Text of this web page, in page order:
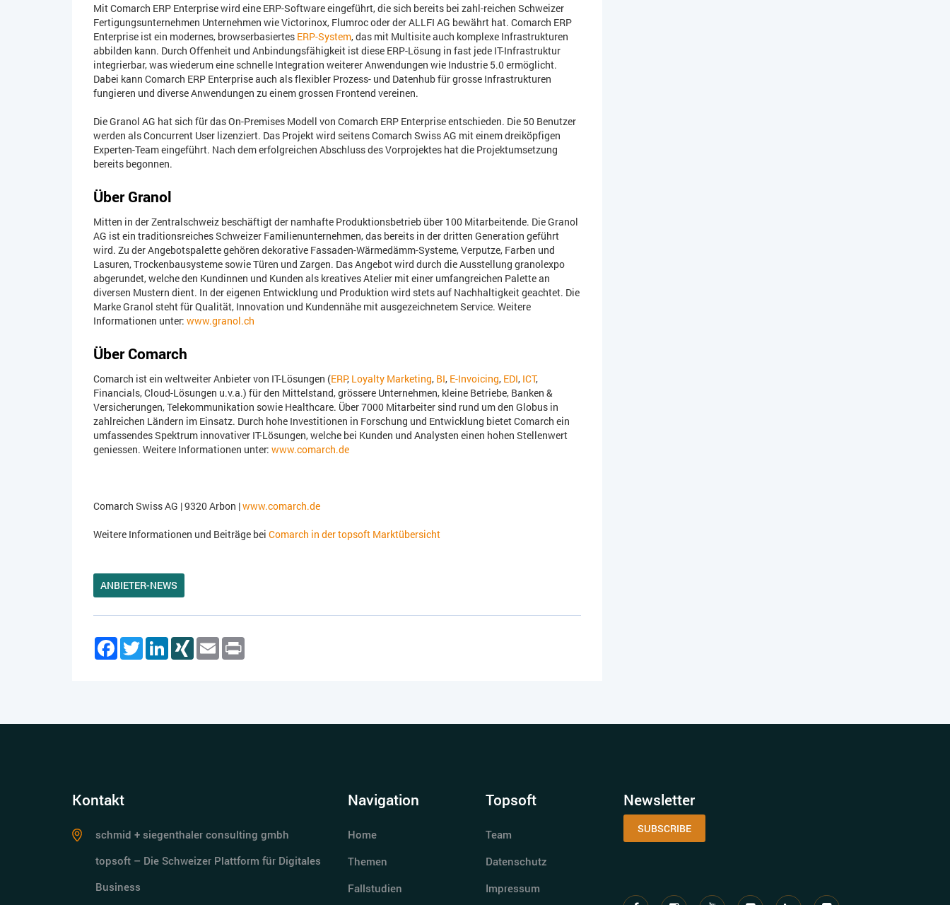
Mit Comarch ERP Enterprise wird eine ERP-Software eingeführt, die sich bereits bei zahl-reichen Schweizer
Fertigungsunternehmen Unternehmen wie Victorinox, Flumroc oder der ALLFI AG bewährt hat. Comarch ERP
Enterprise ist ein modernes, browserbasiertes ERP-System, das mit Multisite auch komplexe Infrastrukturen
abbilden kann. Durch Offenheit und Anbindungsfähigkeit ist diese ERP-Lösung in fast jede IT-Infrastruktur
integrierbar, was wiederum eine schnelle Integration weiterer Anwendungen wie Industrie 5.0 ermöglicht.
Dabei kann Comarch ERP Enterprise auch als flexibler Prozess- und Datenhub für grosse Infrastrukturen
fungieren und diverse Anwendungen zu einem grossen Frontend vereinen.
Die Granol AG hat sich für das On-Premises Modell von Comarch ERP Enterprise entschieden. Die 50 Benutzer
werden als Concurrent User lizenziert. Das Projekt wird seitens Comarch Swiss AG mit einem dreiköpfigen
Experten-Team eingeführt. Nach dem erfolgreichen Abschluss des Vorprojektes hat die Projektumsetzung
bereits begonnen.
Über Granol
Mitten in der Zentralschweiz beschäftigt der namhafte Produktionsbetrieb über 100 Mitarbeitende. Die Granol
AG ist ein traditionsreiches Schweizer Familienunternehmen, das bereits in der dritten Generation geführt
wird. Zu der Angebotspalette gehören dekorative Fassaden-Wärmedämm-Systeme, Verputze, Farben und
Lasuren, Trockenbausysteme sowie Türen und Zargen. Das Angebot wird durch die Ausstellung granolexpo
abgerundet, welche den Kundinnen und Kunden als kreatives Atelier mit einer umfangreichen Palette an
diversen Mustern dient. In der eigenen Entwicklung und Produktion wird stets auf Nachhaltigkeit geachtet. Die
Marke Granol steht für Qualität, Innovation und Kundennähe mit ausgezeichnetem Service. Weitere
Informationen unter: www.granol.ch
Über Comarch
Comarch ist ein weltweiter Anbieter von IT-Lösungen (ERP, Loyalty Marketing, BI, E-Invoicing, EDI, ICT,
Financials, Cloud-Lösungen u.v.a.) für den Mittelstand, grössere Unternehmen, kleine Betriebe, Banken &
Versicherungen, Telekommunikation sowie Healthcare. Über 7000 Mitarbeiter sind rund um den Globus in
zahlreichen Ländern im Einsatz. Durch hohe Investitionen in Forschung und Entwicklung bietet Comarch ein
umfassendes Spektrum innovativer IT-Lösungen, welche bei Kunden und Analysten einen hohen Stellenwert
geniessen. Weitere Informationen unter: www.comarch.de
Comarch Swiss AG | 9320 Arbon |www.comarch.de
Weitere Informationen und Beiträge bei Comarch in der topsoft Marktübersicht
ANBIETER-NEWS
FacebookTwitterLinkedInXING Email
Kontakt
schmid + siegenthaler consulting gmbh
topsoft – Die Schweizer Plattform für Digitales
Business
Navigation
Home
Themen
Fallstudien
Topsoft
Team
Datenschutz
Impressum
Newsletter
SUBSCRIBE